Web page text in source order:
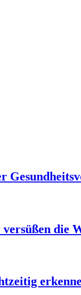
die